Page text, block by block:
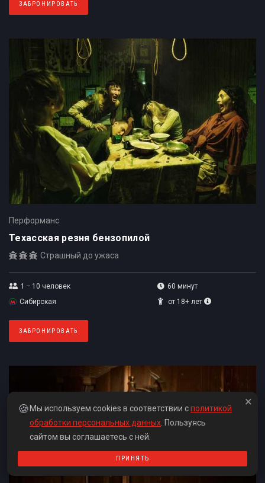
ЗАБРОНИРОВАТЬ
Перформанс
Техасская резня бензопилой
Страшный до ужаса
1 – 10 человек
60 минут
Сибирская
от 18+ лет
ЗАБРОНИРОВАТЬ
×
🍪 Мы используем cookies в соответствии сполитикой
обработки персональных данных . Пользуясь
сайтом вы соглашаетесь с ней.
ПРИНЯТЬ